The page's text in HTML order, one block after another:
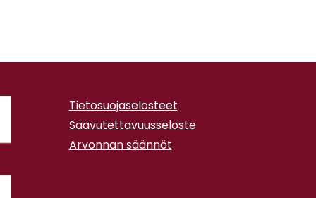
Tietosuojaselosteet
Saavutettavuusseloste
Arvonnan säännöt